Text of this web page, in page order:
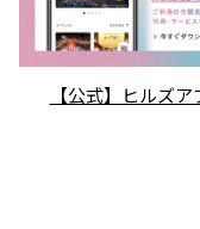
【公式】ヒルズア